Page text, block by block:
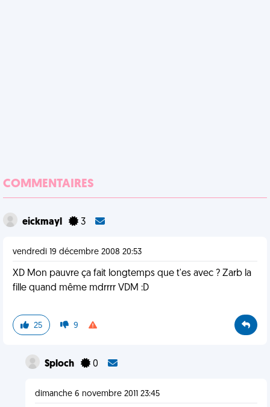
COMMENTAIRES
eickmayl 3
vendredi 19 décembre 2008 20:53
XD Mon pauvre ça fait longtemps que t'es avec ? Zarb la
fille quand même mdrrrr VDM :D
25 9
Sploch 0
dimanche 6 novembre 2011 23:45